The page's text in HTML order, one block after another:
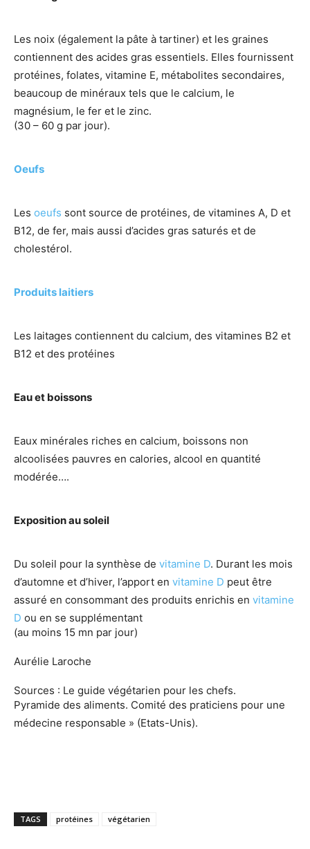
Les noix (également la pâte à tartiner) et les graines
contiennent des acides gras essentiels. Elles fournissent
protéines, folates, vitamine E, métabolites secondaires,
beaucoup de minéraux tels que le calcium, le
magnésium, le fer et le zinc.
(30 – 60 g par jour).
Oeufs
Les oeufs sont source de protéines, de vitamines A, D et
B12, de fer, mais aussi d’acides gras saturés et de
cholestérol.
Produits laitiers
Les laitages contiennent du calcium, des vitamines B2 et
B12 et des protéines
Eau et boissons
Eaux minérales riches en calcium, boissons non
alcoolisées pauvres en calories, alcool en quantité
modérée….
Exposition au soleil
Du soleil pour la synthèse de vitamine D. Durant les mois
d’automne et d’hiver, l’apport en vitamine D peut être
assuré en consommant des produits enrichis en vitamine
D ou en se supplémentant
(au moins 15 mn par jour)
Aurélie Laroche
Sources : Le guide végétarien pour les chefs.
Pyramide des aliments. Comité des praticiens pour une
médecine responsable » (Etats-Unis).
TAGS protéines végétarien